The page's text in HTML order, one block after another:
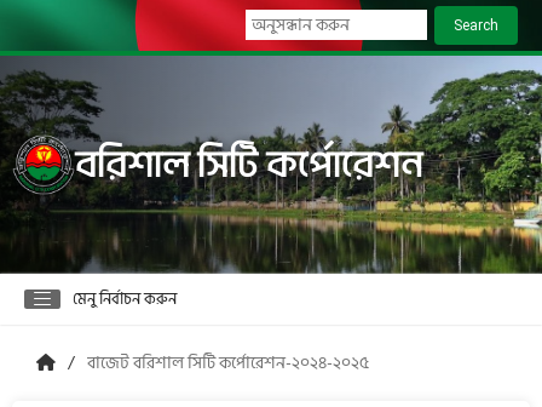
Search
বরিশাল সিটি কর্পোরেশন
মেনু নির্বাচন করুন
বাজেট বরিশাল সিটি কর্পোরেশন-২০২৪-২০২৫